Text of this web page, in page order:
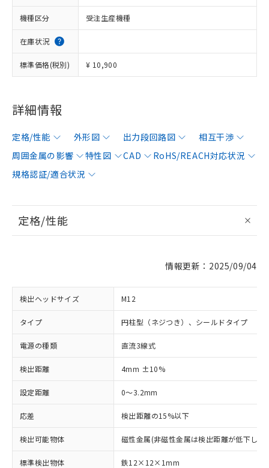
機種区分 受注生産機種
在庫状況
標準価格(税別) ¥ 10,900
詳細情報
定格/性能 外形図 出力段回路図
相互干渉
周囲金属の影響
特性図 CAD
RoHS/REACH対応状況
規格認証/適合状況
定格/性能
情報更新：2025/09/04
検出ヘッドサイズ M12
タイプ 円柱型（ネジつき）、シールドタイプ
電源の種類 直流3線式
検出距離 4mm ±10%
設定距離 0～3.2mm
応差 検出距離の15%以下
検出可能物体 磁性金属(非磁性金属は検出距離が低下しま
標準検出物体 鉄12×12×1mm